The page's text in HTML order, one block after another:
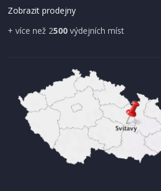
Zobrazit prodejny
+ více než 2500 výdejních míst